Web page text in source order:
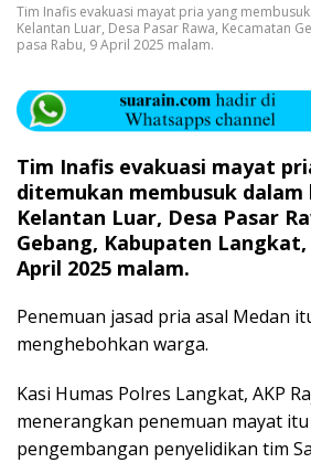
Tim Inafis evakuasi mayat pria yang
Kelantan Luar, Desa Pasar Rawa, Kecamatan
pasa Rabu, 9 April 2025 malam.
Tim Inafis evakuasi mayat
ditemukan membusuk dalam
Kelantan Luar, Desa Pasar
Gebang, Kabupaten Langkat,
April 2025 malam.
Penemuan jasad pria asal Medan
menghebohkan warga.
Kasi Humas Polres Langkat, AKP
menerangkan penemuan mayat
pengembangan penyelidikan tim